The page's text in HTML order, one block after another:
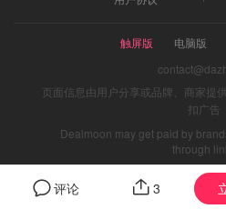
评论 3
触屏版 电脑版
页面信息由用户分享或品牌、商家提
扣广告
Dealmoon may get paid by
through